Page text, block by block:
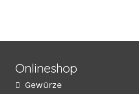
Onlineshop
Gewürze